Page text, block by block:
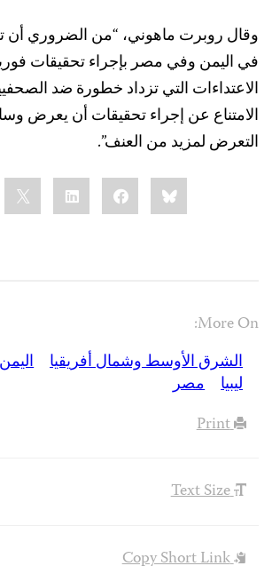
وقال روبرت ماهوني، “من الضروري أن
في اليمن وفي مصر بإجراء تحقيقات
الاعتداءات التي تزداد خطورة ضد
الامتناع عن إجراء تحقيقات أن يعرض
التعرض لمزيد من العنف”.
Bluesky
Facebook
More On:
الشرق الأوسط وشمال أفريقيا
اليمن
ليبيا
مصر
Print
Text Size
Copy Short Link